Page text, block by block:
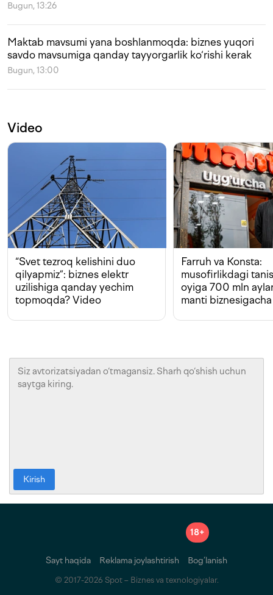
Bugun, 13:26
Maktab mavsumi yana boshlanmoqda: biznes yuqori
savdo mavsumiga qanday tayyorgarlik ko‘rishi kerak
Bugun, 13:00
Video
“Svet tezroq kelishini duo
qilyapmiz”: biznes elektr
uzilishiga qanday yechim
topmoqda? Video
Farruh va Konsta:
musofirlikdagi
oyiga 700 mln
manti biznesigacha
Kirish
18+
Sayt haqida Reklama joylashtirish Bog‘lanish
© 2017-2026 Spot – Biznes va texnologiyalar.